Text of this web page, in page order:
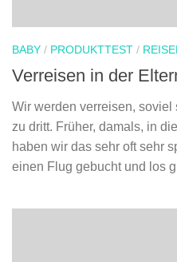
BABY / PRODUKTTEST /
Verreisen in der
Wir werden verreisen, soviel
zu dritt. Früher, damals, in
haben wir das sehr oft sehr
einen Flug gebucht und los